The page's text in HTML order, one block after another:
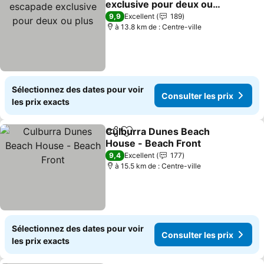
exclusive pour deux ou
plus
Consulter les prix
9,9 Excellent
189
à 13.8 km de : Centre-ville
Sélectionnez des dates pour voir
les prix exacts
Consulter les prix
PartagerAjouter à mes favoris
Culburra Dunes Beach
House - Beach Front
Consulter les prix
9,4 Excellent
177
à 15.5 km de : Centre-ville
Sélectionnez des dates pour voir
les prix exacts
Consulter les prix